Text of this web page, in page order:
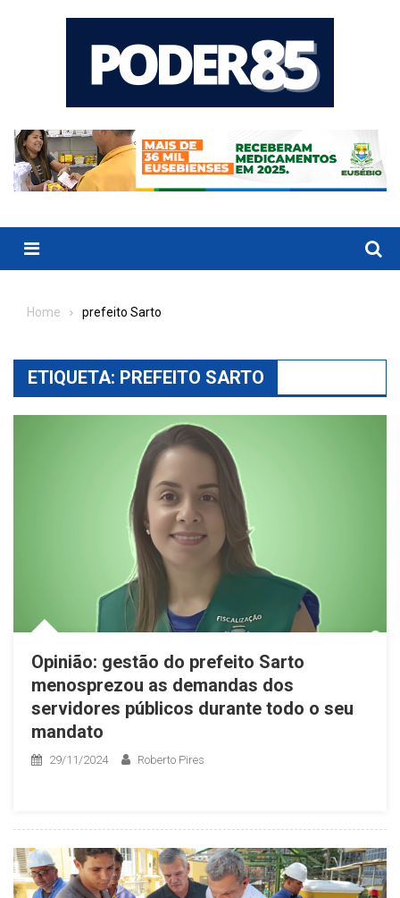
Menu
Home prefeito Sarto
ETIQUETA: PREFEITO SARTO
Opinião: gestão do prefeito Sarto
menosprezou as demandas dos
servidores públicos durante todo o seu
mandato
29/11/2024 Roberto Pires